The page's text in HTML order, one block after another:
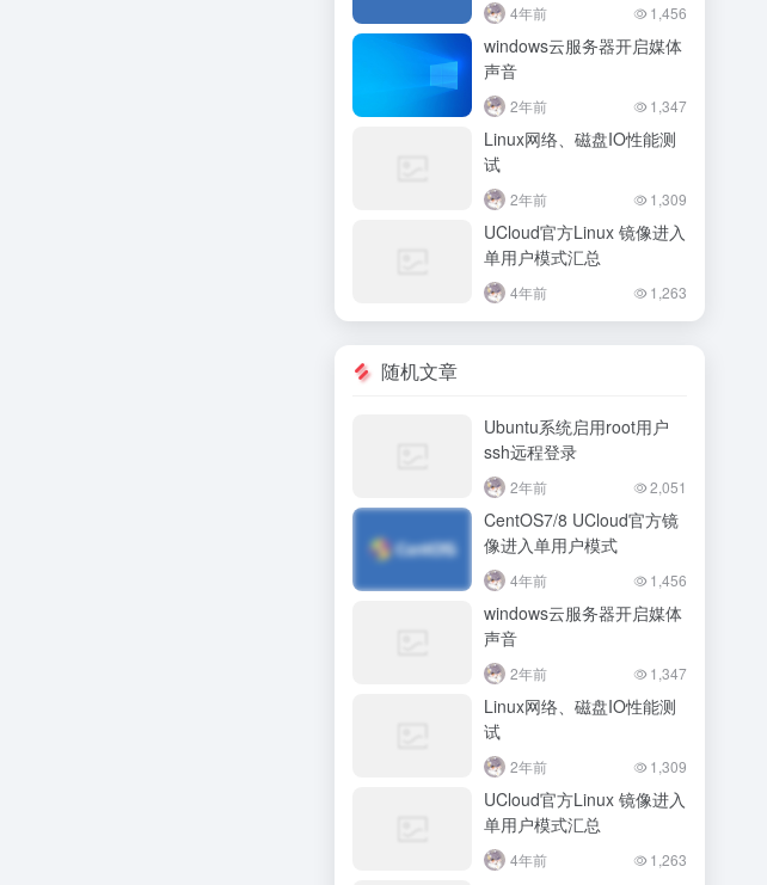
4年前 1,456
windows云服务器开启媒体
声音
2年前 1,347
Linux网络、磁盘IO性能测
试
2年前 1,309
UCloud官方Linux 镜像进入
单用户模式汇总
4年前 1,263
随机文章
Ubuntu系统启用root用户
ssh远程登录
2年前 2,051
CentOS7/8 UCloud官方镜
像进入单用户模式
4年前 1,456
windows云服务器开启媒体
声音
2年前 1,347
Linux网络、磁盘IO性能测
试
2年前 1,309
UCloud官方Linux 镜像进入
单用户模式汇总
4年前 1,263
欢迎大家来到我的小站😊
2026-05-15 09:39